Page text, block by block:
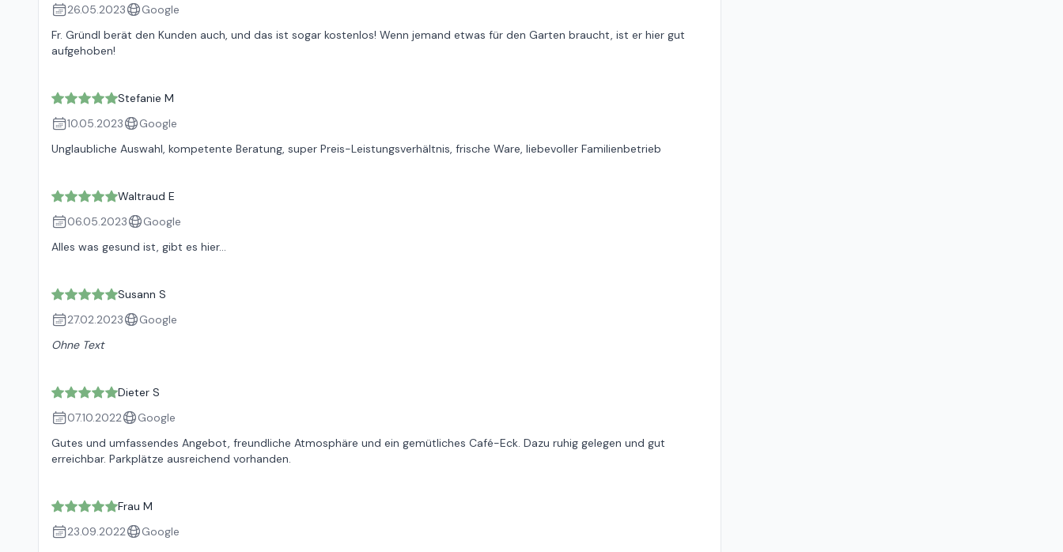
26.05.2023
Google
Fr. Gründl berät den Kunden auch, und das ist sogar kostenlos! Wenn jemand etwas für den Garten braucht, ist er hier gut
aufgehoben!
Stefanie M
10.05.2023
Google
Unglaubliche Auswahl, kompetente Beratung, super Preis-Leistungsverhältnis, frische Ware, liebevoller Familienbetrieb
Waltraud E
06.05.2023
Google
Alles was gesund ist, gibt es hier...
Susann S
27.02.2023
Google
Ohne Text
Dieter S
07.10.2022
Google
Gutes und umfassendes Angebot, freundliche Atmosphäre und ein gemütliches Café-Eck. Dazu ruhig gelegen und gut
erreichbar. Parkplätze ausreichend vorhanden.
Frau M
23.09.2022
Google